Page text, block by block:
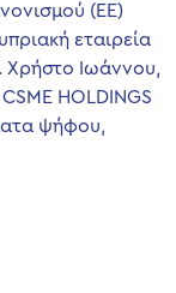
(ΕΕ)
εταιρεία
Χρήστο Ιωάννου,
HOLDINGS
ψήφου,